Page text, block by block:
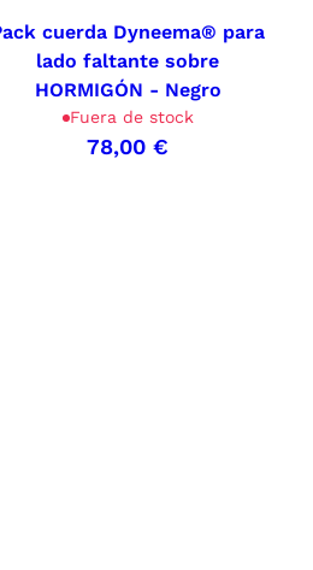
cuerda Dyneema® para
lado faltante sobre
HORMIGÓN - Negro
Fuera de stock
78,00 €